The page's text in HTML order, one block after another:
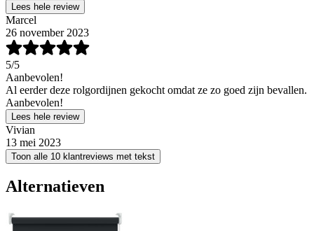
Lees hele review
Marcel
26 november 2023
5/5
Aanbevolen!
Al eerder deze rolgordijnen gekocht omdat ze zo goed zijn bevallen.
Aanbevolen!
Lees hele review
Vivian
13 mei 2023
Toon alle 10 klantreviews met tekst
Alternatieven